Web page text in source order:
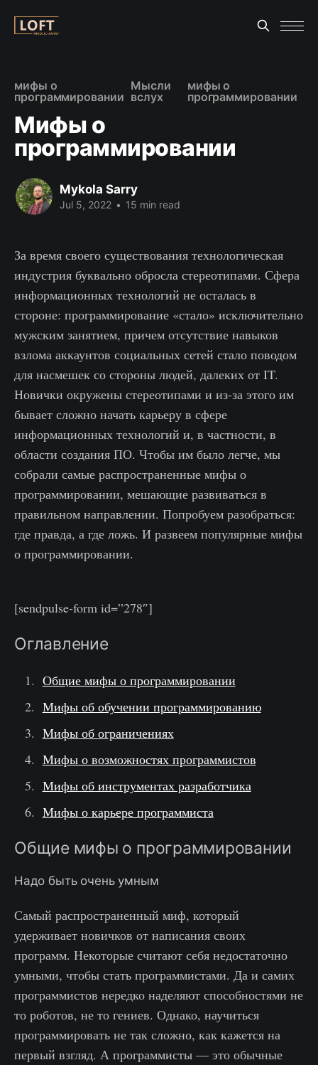
мифы о
программировании
Мысли
вслух
мифы о
программировании
Мифы о
программировании
Mykola Sarry
Jul 5, 2022 • 15 min read
За время своего существования технологическая
индустрия буквально обросла стереотипами. Сфера
информационных технологий не осталась в
стороне: программирование «стало» исключительно
мужским занятием, причем отсутствие навыков
взлома аккаунтов социальных сетей стало поводом
для насмешек со стороны людей, далеких от IT.
Новички окружены стереотипами и из-за этого им
бывает сложно начать карьеру в сфере
информационных технологий и, в частности, в
области создания ПО. Чтобы им было легче, мы
собрали самые распространенные мифы о
программировании, мешающие развиваться в
правильном направлении. Попробуем разобраться:
где правда, а где ложь. И развеем популярные мифы
о программировании.
[sendpulse-form id=”278″]
Оглавление
Общие мифы о программировании
Мифы об обучении программированию
Мифы об ограничениях
Мифы о возможностях программистов
Мифы об инструментах разработчика
Мифы о карьере программиста
Общие мифы о программировании
Надо быть очень умным
Самый распространенный миф, который
удерживает новичков от написания своих
программ. Некоторые считают себя недостаточно
умными, чтобы стать программистами. Да и самих
программистов нередко наделяют способностями не
то роботов, не то гениев. Однако, научиться
программировать не так сложно, как кажется на
первый взгляд. А программисты — это обычные